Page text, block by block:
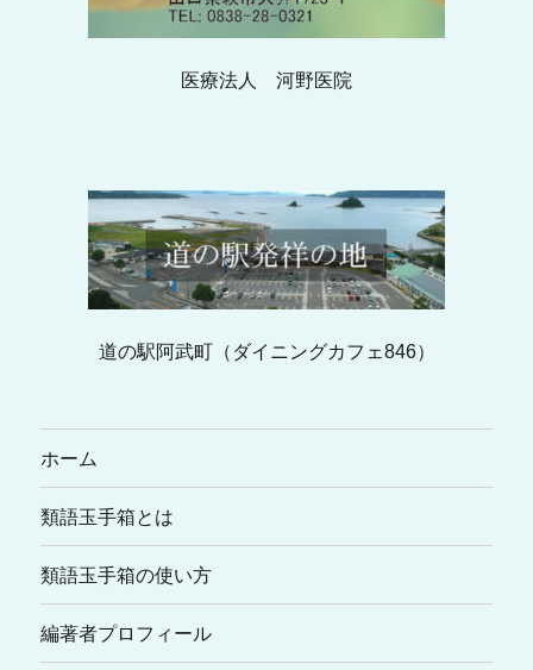
医療法人 河野医院
道の駅阿武町（ダイニングカフェ846）
ホーム
類語玉手箱とは
類語玉手箱の使い方
編著者プロフィール